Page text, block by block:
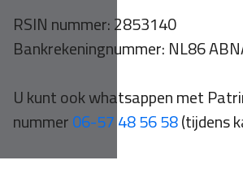
RSIN nummer: 2853140
Bankrekeningnummer: NL86
U kunt ook whatsappen met
nummer06-57 48 56 58(tijdens